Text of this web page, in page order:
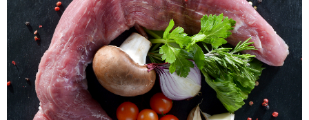
Filet vom Laacher Bio Schwein
WISSEN wo`s herkommt!
28,60€